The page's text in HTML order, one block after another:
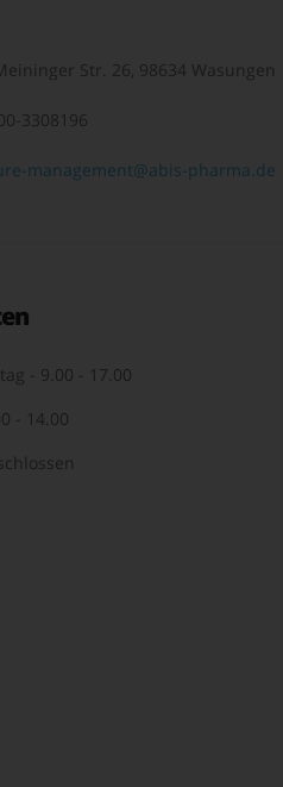
Str. 26, 98634 Wasungen
3308196
management@abis-pharma.de
- 9.00 - 17.00
- 14.00